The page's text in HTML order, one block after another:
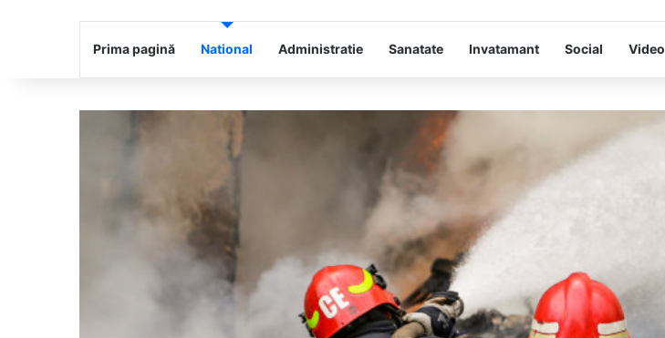
Prima pagină National Administratie Sanatate Invatamant Social Video